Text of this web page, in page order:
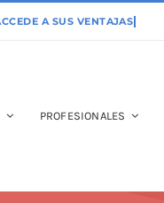
PROFESIONALES